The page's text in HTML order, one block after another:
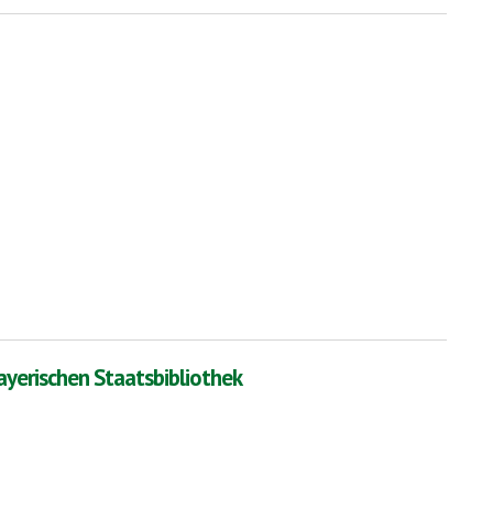
Staatsbibliothek